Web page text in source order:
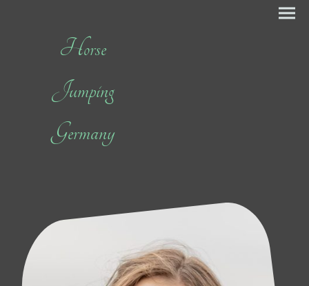
Horse
Jumping
Germany